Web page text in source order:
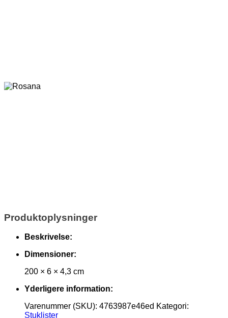
Produktoplysninger
Beskrivelse:
Dimensioner:
200 × 6 × 4,3 cm
Yderligere information:
Varenummer (SKU): 4763987e46ed Kategori:
Stuklister